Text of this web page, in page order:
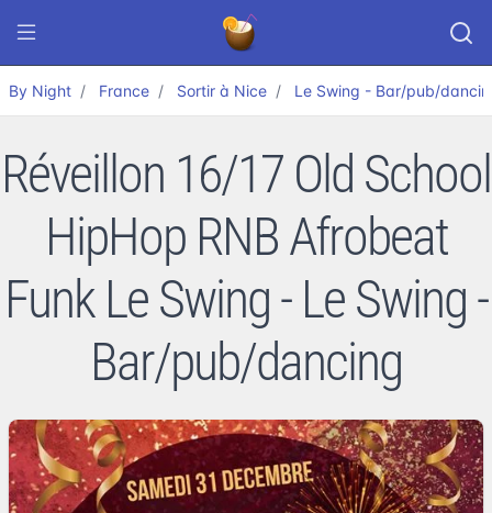
By Night France Sortir à Nice Le Swing - Bar/pub/
Réveillon 16/17 Old School
HipHop RNB Afrobeat
Funk Le Swing - Le Swing -
Bar/pub/dancing